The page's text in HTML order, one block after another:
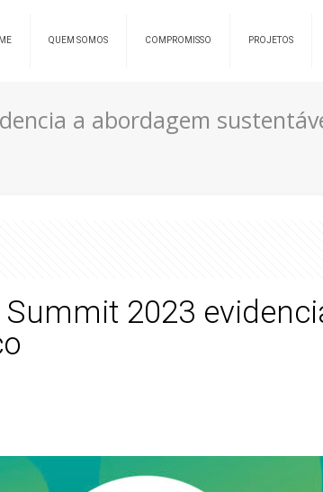
QUEM SOMOS COMPROMISSO PROJETOS
a abordagem
2023